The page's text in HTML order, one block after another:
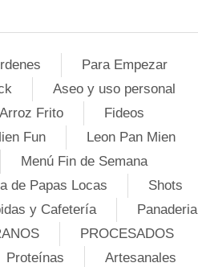
Para Empezar
Aseo y uso personal
Arroz Frito
Fideos
Fun
Leon Pan Mien
Menú Fin de Semana
de Papas Locas
Shots
y Cafetería
Panaderia
PROCESADOS
Proteínas
Artesanales